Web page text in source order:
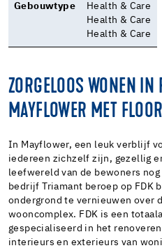
Gebouwtype
Health & Care
Health & Care
Health & Care
ZORGELOOS WONEN IN
MAYFLOWER MET
In Mayflower, een leuk verblijf
iedereen zichzelf zijn, gezellig
leefwereld van de bewoners
bedrijf Triamant beroep op FDK
ondergrond te vernieuwen over
wooncomplex. FDK is een
gespecialiseerd in het
interieurs en exterieurs van